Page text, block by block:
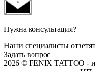
Нужна консультация?
Наши специалисты
Задать вопрос
2026 © FENIX TATTOO -